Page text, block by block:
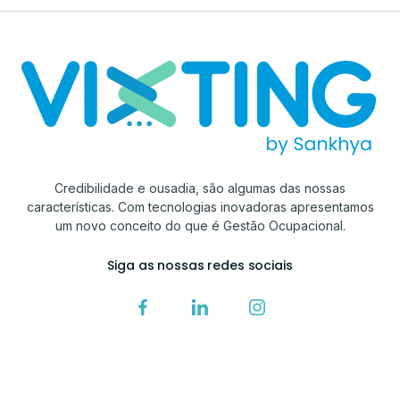
Credibilidade e ousadia, são algumas das nossas
características. Com tecnologias inovadoras apresentamos
um novo conceito do que é Gestão Ocupacional.
Siga as nossas redes sociais